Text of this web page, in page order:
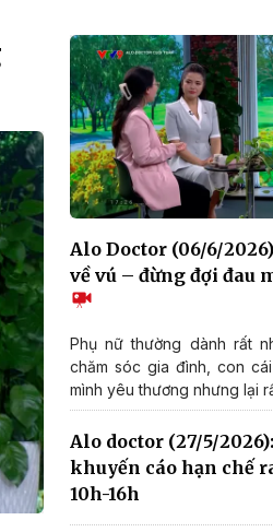
Alo Doctor (06/6/
về vú – đừng đợi đau
Phụ nữ thường dành rất
chăm sóc gia đình, con
mình yêu thương nhưng lại
Alo doctor (27/5/
khuyến cáo hạn chế
10h-16h